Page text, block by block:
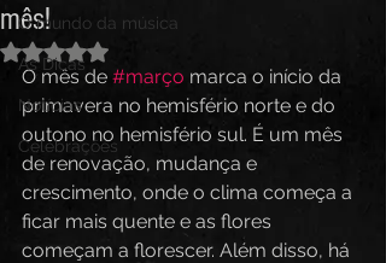
O mundo da música
As Dicas
Notícias
Celebrações
mês!
Avaliado com NaN de 5 estrelas.
O mês de #março marca o início da
primavera no hemisfério norte e do
outono no hemisfério sul. É um mês
de renovação, mudança e
crescimento, onde o clima começa a
ficar mais quente e as flores
começam a florescer. Além disso, há